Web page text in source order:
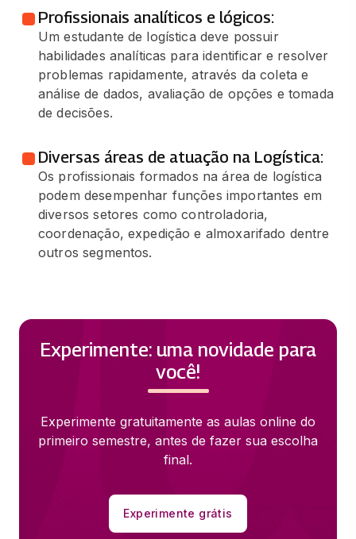
Profissionais analíticos e lógicos:
Um estudante de logística deve possuir
habilidades analíticas para identificar e resolver
problemas rapidamente, através da coleta e
análise de dados, avaliação de opções e tomada
de decisões.
Diversas áreas de atuação na Logística:
Os profissionais formados na área de logística
podem desempenhar funções importantes em
diversos setores como controladoria,
coordenação, expedição e almoxarifado dentre
outros segmentos.
Experimente: uma novidade para
você!
Experimente gratuitamente as aulas online do
primeiro semestre, antes de fazer sua escolha
final.
Experimente grátis